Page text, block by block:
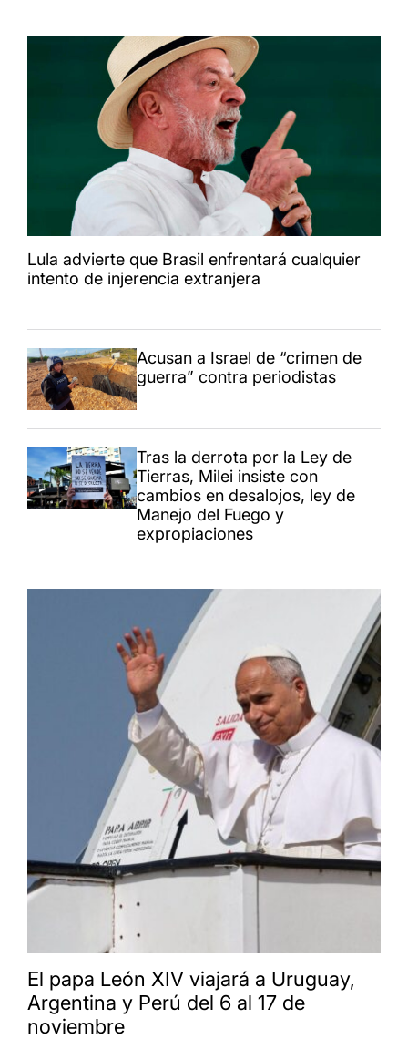
Lula advierte que Brasil enfrentará cualquier
intento de injerencia extranjera
Acusan a Israel de “crimen de
guerra” contra periodistas
Tras la derrota por la Ley de
Tierras, Milei insiste con
cambios en desalojos, ley de
Manejo del Fuego y
expropiaciones
El papa León XIV viajará a Uruguay,
Argentina y Perú del 6 al 17 de
noviembre